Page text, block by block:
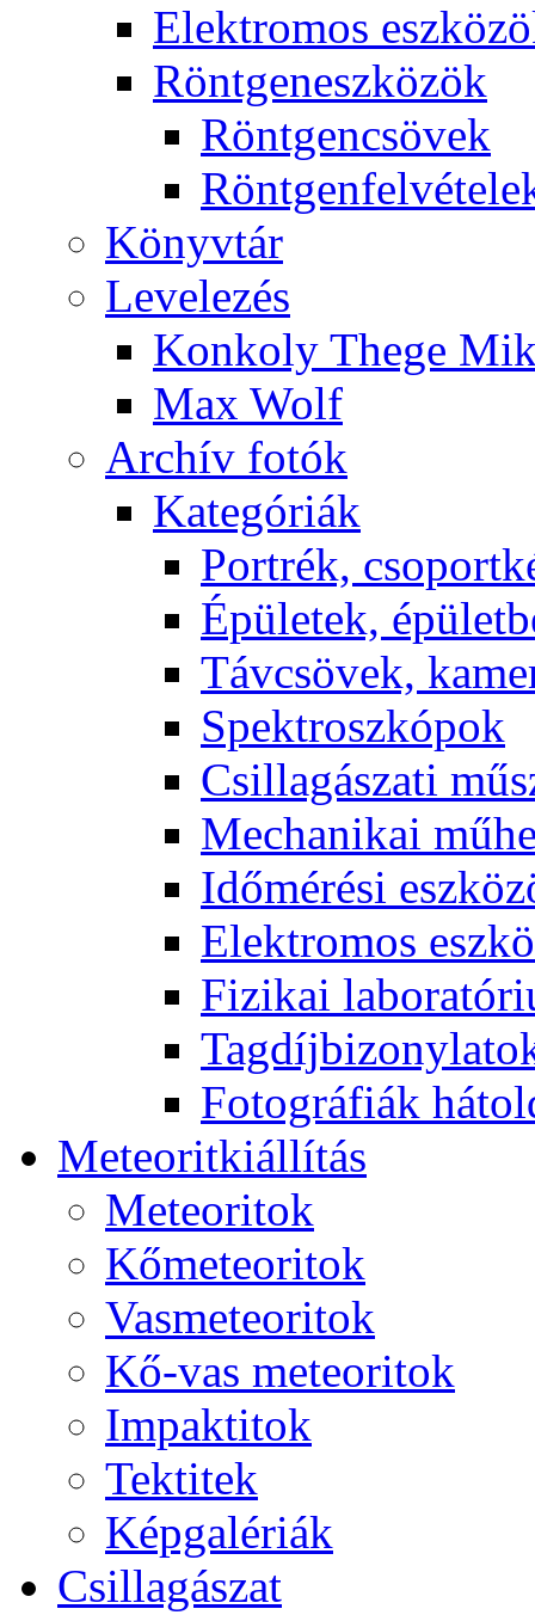
Elekt­ro­mos
Rönt­gen­esz­kö­zök
Rönt­gen­csö­vek
Könyv­tár
Le­ve­le­zés
Kon­koly The­ge
Max Wolf
Ar­chív fo­tók
Ka­te­gó­ri­ák
Port­rék,
Épü­le­tek,
Táv­csö­vek,
Spekt­rosz­kó­pok
Csil­la­gá­sza­ti
Me­cha­ni­kai
Idő­mé­ré­si
Elekt­ro­mos
Fi­zi­kai
Fo­tog­rá­fi­ák
Me­te­o­rit­ki­ál­lí­tás
Me­te­o­ri­tok
Kő­me­te­o­ri­tok
Vas­me­te­o­ri­tok
Kő-vas me­te­o­ri­tok
Imp­ak­ti­tok
Tek­ti­tek
Kép­ga­lé­ri­ák
Csil­la­gá­szat